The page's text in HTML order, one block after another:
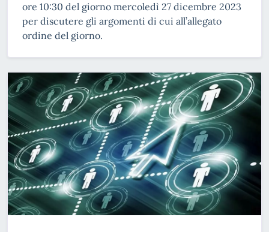
ore 10:30 del giorno mercoledì 27 dicembre 2023
per discutere gli argomenti di cui all’allegato
ordine del giorno.